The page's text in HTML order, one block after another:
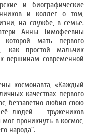
и биографические
и коллег о том,
на службе, в семье.
Анны Тимофеевны
мать первого
как простой мальчик
вершинам современной
космонавта, «Каждый
качествах первого
беззаветно любил свою
людей — тружеников
проникнуть в космос,
народа“.